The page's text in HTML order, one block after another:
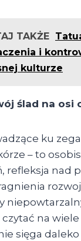
TAKŻE
i
kulturze
ślad na osi
ku
– to
refleksja nad
na wiele
sięga